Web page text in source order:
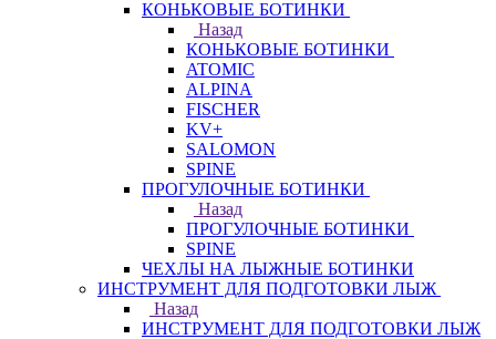
КОНЬКОВЫЕ БОТИНКИ
Назад
КОНЬКОВЫЕ БОТИНКИ
ATOMIC
ALPINA
FISCHER
KV+
SALOMON
SPINE
ПРОГУЛОЧНЫЕ БОТИНКИ
Назад
ПРОГУЛОЧНЫЕ БОТИНКИ
SPINE
ЧЕХЛЫ НА ЛЫЖНЫЕ БОТИНКИ
ИНСТРУМЕНТ ДЛЯ ПОДГОТОВКИ ЛЫЖ
Назад
ИНСТРУМЕНТ ДЛЯ ПОДГОТОВКИ ЛЫЖ